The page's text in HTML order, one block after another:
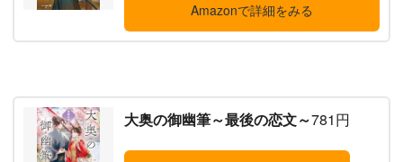
Amazonで詳細をみる
大奥の御幽筆～最後の恋文～781円